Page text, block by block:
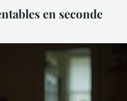
en seconde